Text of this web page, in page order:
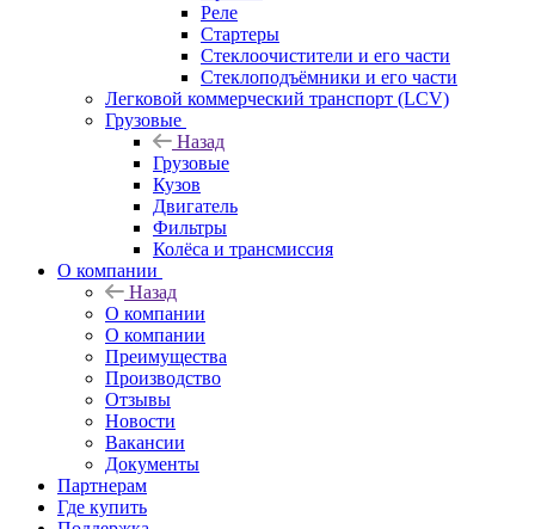
Реле
Стартеры
Стеклоочистители и его части
Стеклоподъёмники и его части
Легковой коммерческий транспорт (LCV)
Грузовые
Назад
Грузовые
Кузов
Двигатель
Фильтры
Колёса и трансмиссия
О компании
Назад
О компании
О компании
Преимущества
Производство
Отзывы
Новости
Вакансии
Документы
Партнерам
Где купить